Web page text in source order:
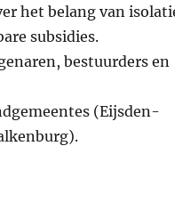
het belang van
subsidies.
bestuurders en
(Eijsden-